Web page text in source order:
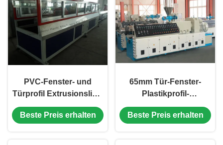
PVC-Fenster- und
Türprofil Extrusionslinie
Verschiedene
Kunststoffprofilprodukte
Beste Preis erhalten
65mm Tür-Fenster-
Plastikprofil-
Verdrängungs-Linie
UPVC-Profil, das
Beste Preis erhalten